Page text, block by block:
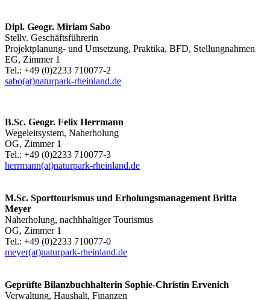
Dipl. Geogr. Miriam Sabo
Stellv. Geschäftsführerin
Projektplanung- und Umsetzung, Praktika, BFD, Stellungnahmen
EG, Zimmer 1
Tel.: +49 (0)2233 710077-2
sabo(at)naturpark-rheinland.de
B.Sc. Geogr. Felix Herrmann
Wegeleitsystem, Naherholung
OG, Zimmer 1
Tel.: +49 (0)2233 710077-3
herrmann(at)naturpark-rheinland.de
M.Sc. Sporttourismus und Erholungsmanagement Britta
Meyer
Naherholung, nachhhaltiger Tourismus
OG, Zimmer 1
Tel.: +49 (0)2233 710077-0
meyer(at)naturpark-rheinland.de
Geprüfte Bilanzbuchhalterin Sophie-Christin Ervenich
Verwaltung, Haushalt, Finanzen